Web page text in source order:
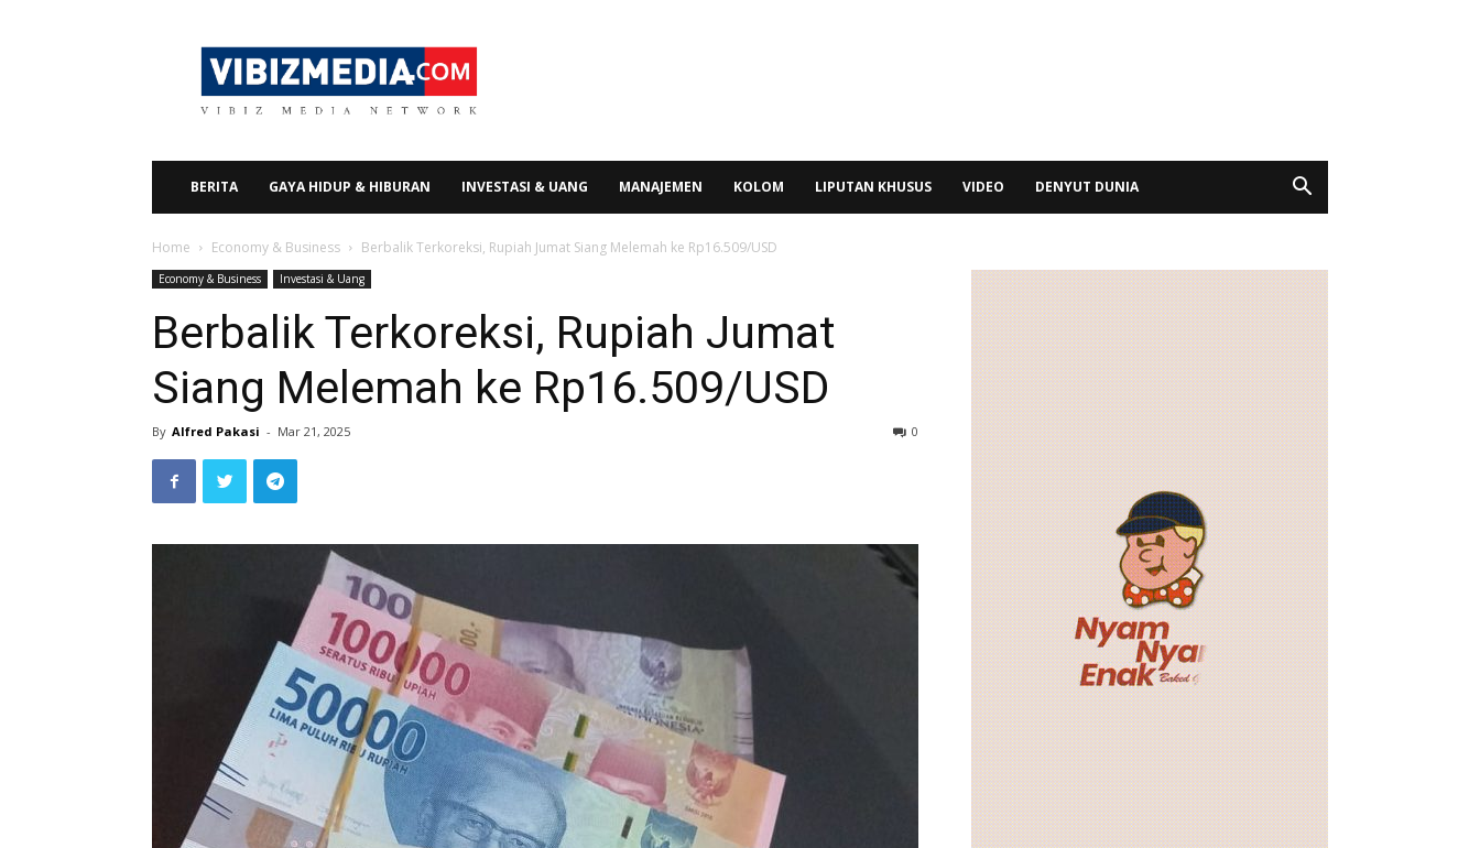
Vibizmedia.com
BERITA GAYA HIDUP & HIBURAN INVESTASI & UANG MANAJEMEN KOLOM LIPUTAN KHUSUS VIDEO DENYUT DUNIA
Home Economy & Business Berbalik Terkoreksi, Rupiah Jumat Siang Melemah ke Rp16.509/USD
Economy & Business Investasi & Uang
Berbalik Terkoreksi, Rupiah Jumat
Siang Melemah ke Rp16.509/USD
By Alfred Pakasi - Mar 21, 2025 0